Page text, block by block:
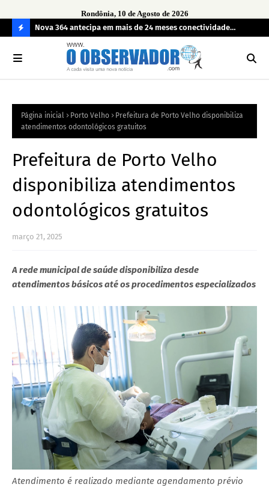
Rondônia, 10 de Agosto de 2026
O
R
Nova 364 antecipa em mais de 24 meses conectividade
integral da BR-364 com implantação de 91 torres
Página inicial Porto Velho
Prefeitura de Porto Velho disponibiliza
atendimentos odontológicos gratuitos
Prefeitura de Porto Velho
disponibiliza atendimentos
odontológicos gratuitos
março 21, 2025
A rede municipal de saúde disponibiliza desde
atendimentos básicos até os procedimentos especializados
Atendimento é realizado mediante agendamento prévio